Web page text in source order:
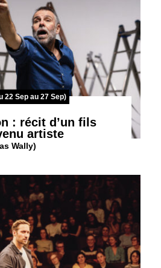
22 Sep au 27 Sep)
: récit d’un fils
artiste
Wally)